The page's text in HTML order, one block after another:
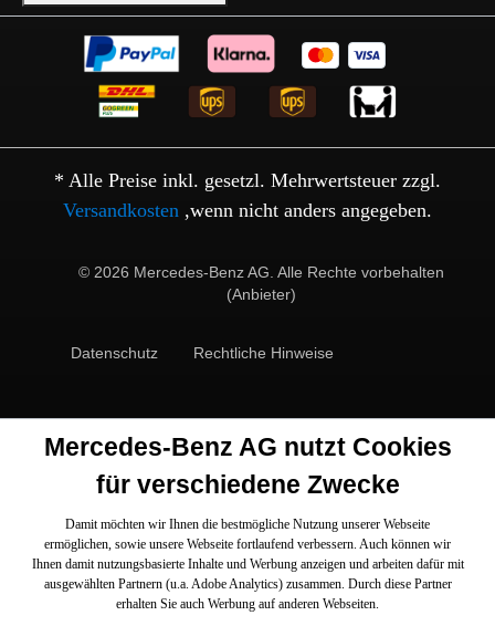
* Alle Preise inkl. gesetzl. Mehrwertsteuer zzgl.
Versandkosten ,wenn nicht anders angegeben.
© 2026 Mercedes-Benz AG. Alle Rechte vorbehalten
(Anbieter)
Datenschutz Rechtliche Hinweise
Mercedes-Benz AG nutzt Cookies
für verschiedene Zwecke
Damit möchten wir Ihnen die bestmögliche Nutzung unserer Webseite
ermöglichen, sowie unsere Webseite fortlaufend verbessern. Auch können wir
Ihnen damit nutzungsbasierte Inhalte und Werbung anzeigen und arbeiten dafür mit
ausgewählten Partnern (u.a. Adobe Analytics) zusammen. Durch diese Partner
erhalten Sie auch Werbung auf anderen Webseiten.